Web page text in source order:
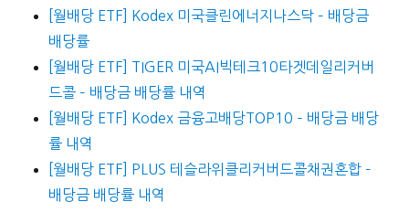
[월배당 ETF] Kodex 미국클린에너지나스닥 – 배당금
배당률
[월배당 ETF] TIGER 미국AI빅테크10타겟데일리커버
드콜 – 배당금 배당률 내역
[월배당 ETF] Kodex 금융고배당TOP10 – 배당금 배당
률 내역
[월배당 ETF] PLUS 테슬라위클리커버드콜채권혼합 –
배당금 배당률 내역